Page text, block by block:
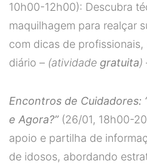
10h00-12h00): Descubra
maquilhagem para realçar
com dicas de profissionais,
diário – (atividade gratuita)
Encontros de Cuidadores:
e Agora?”(26/01, 18h00-
apoio e partilha de
de idosos, abordando